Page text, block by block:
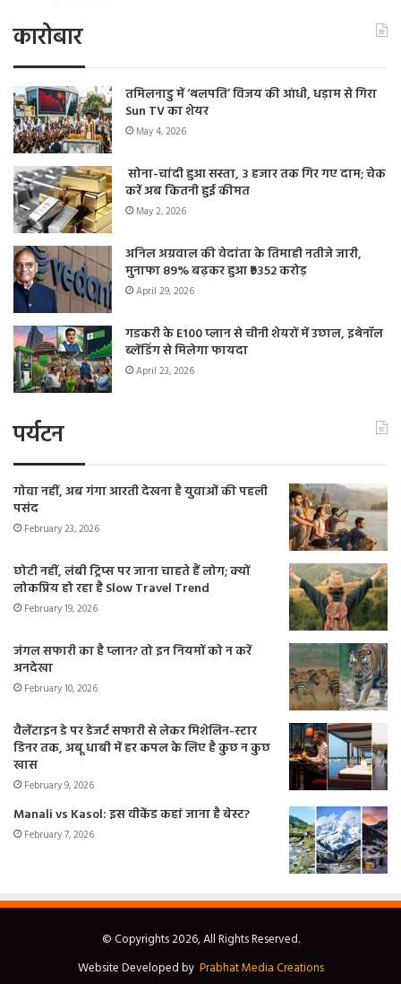
कारोबार
तमिलनाडु में ‘थलपति’ विजय की आंधी, धड़ाम से गिरा
Sun TV का शेयर
May 4, 2026
सोना-चांदी हुआ सस्ता, 3 हजार तक गिर गए दाम; चेक
करें अब कितनी हुई कीमत
May 2, 2026
अनिल अग्रवाल की वेदांता के तिमाही नतीजे जारी,
मुनाफा 89% बढ़कर हुआ ₹9352 करोड़
April 29, 2026
गडकरी के E100 प्लान से चीनी शेयरों में उछाल, इथेनॉल
ब्लेंडिंग से मिलेगा फायदा
April 23, 2026
पर्यटन
गोवा नहीं, अब गंगा आरती देखना है युवाओं की पहली
पसंद
February 23, 2026
छोटी नहीं, लंबी ट्रिप्स पर जाना चाहते हैं लोग; क्यों
लोकप्रिय हो रहा है Slow Travel Trend
February 19, 2026
जंगल सफारी का है प्लान? तो इन नियमों को न करें
अनदेखा
February 10, 2026
वैलेंटाइन डे पर डेजर्ट सफारी से लेकर मिशेलिन-स्टार
डिनर तक, अबू धाबी में हर कपल के लिए है कुछ न कुछ
खास
February 9, 2026
Manali vs Kasol: इस वीकेंड कहां जाना है बेस्ट?
February 7, 2026
© Copyrights 2026, All Rights Reserved.
Website Developed by Prabhat Media Creations